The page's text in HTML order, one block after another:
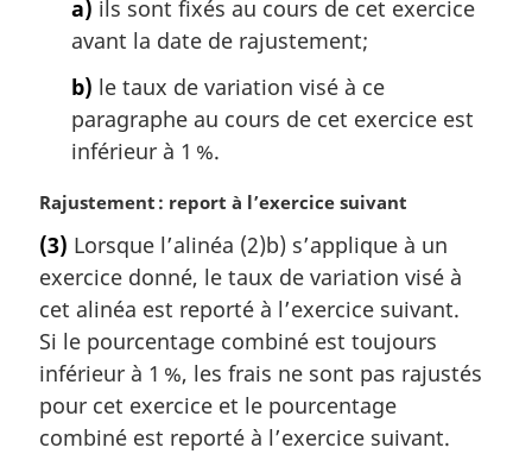
:
a) ils sont fixés au cours de cet exercice
avant la date de rajustement;
b) le taux de variation visé à ce
paragraphe au cours de cet exercice est
inférieur à 1 %.
N
t
e
m
a
g
i
n
Rajustement : report à l’exercice suivant
(3) Lorsque l’alinéa (2)b) s’applique à un
exercice donné, le taux de variation visé à
cet alinéa est reporté à l’exercice suivant.
Si le pourcentage combiné est toujours
inférieur à 1 %, les frais ne sont pas rajustés
pour cet exercice et le pourcentage
combiné est reporté à l’exercice suivant.